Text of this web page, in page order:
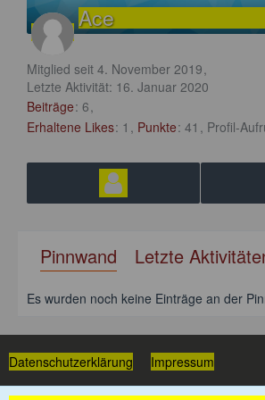
Ace
Mitglied seit 4. November 2019
Letzte Aktivität: 16. Januar 2020
Beiträge 6
Erhaltene Likes 1 Punkte 41 Profil-
Pinnwand Letzte
Es wurden noch keine Einträge an der
Datenschutzerklärung Impressum